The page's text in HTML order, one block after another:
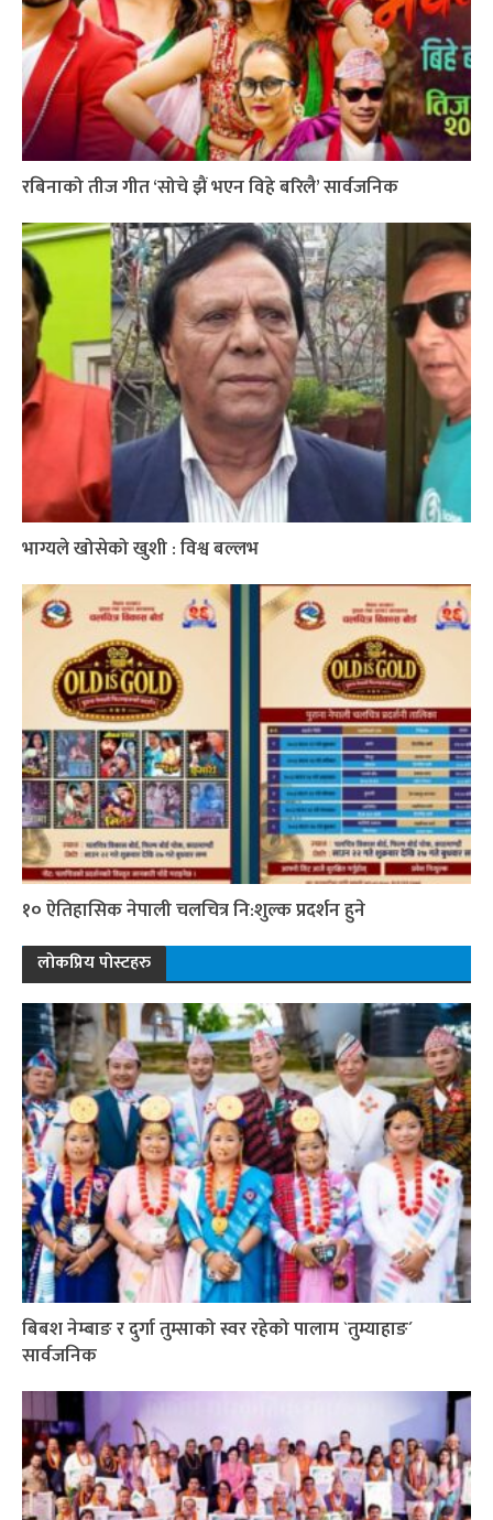
रबिनाको तीज गीत ‘सोचे झैं भएन विहे बरिलै’ सार्वजनिक
भाग्यले खोसेको खुशी : विश्व बल्लभ
१० ऐतिहासिक नेपाली चलचित्र नि:शुल्क प्रदर्शन हुने
लोकप्रिय पोस्टहरु
बिबश नेम्बाङ र दुर्गा तुम्साको स्वर रहेको पालाम `तुम्याहाङ´
सार्वजनिक